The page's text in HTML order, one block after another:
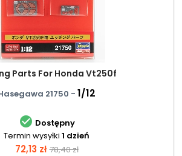
Parts For Honda Vt250f
21750 - 1/12
 Dostępny
Termin wysyłki 1 dzień
Cena
72,13 zł Cena
78,40 zł